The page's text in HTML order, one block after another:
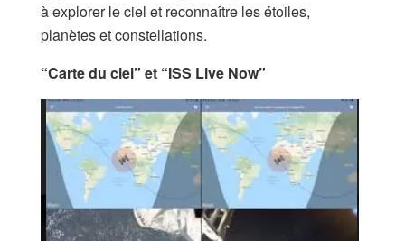
à explorer le ciel et reconnaître les étoiles,
planètes et constellations.
“Carte du ciel” et “ISS Live Now”